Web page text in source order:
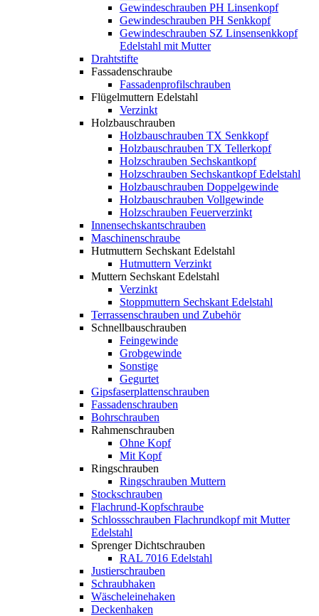
Gewindeschrauben PH Linsenkopf
Gewindeschrauben PH Senkkopf
Gewindeschrauben SZ Linsensenkkopf
Edelstahl mit Mutter
Drahtstifte
Fassadenschraube
Fassadenprofilschrauben
Flügelmuttern Edelstahl
Verzinkt
Holzbauschrauben
Holzbauschrauben TX Senkkopf
Holzbauschrauben TX Tellerkopf
Holzschrauben Sechskantkopf
Holzschrauben Sechskantkopf Edelstahl
Holzbauschrauben Doppelgewinde
Holzbauschrauben Vollgewinde
Holzschrauben Feuerverzinkt
Innensechskantschrauben
Maschinenschraube
Hutmuttern Sechskant Edelstahl
Hutmuttern Verzinkt
Muttern Sechskant Edelstahl
Verzinkt
Stoppmuttern Sechskant Edelstahl
Terrassenschrauben und Zubehör
Schnellbauschrauben
Feingewinde
Grobgewinde
Sonstige
Gegurtet
Gipsfaserplattenschrauben
Fassadenschrauben
Bohrschrauben
Rahmenschrauben
Ohne Kopf
Mit Kopf
Ringschrauben
Ringschrauben Muttern
Stockschrauben
Flachrund-Kopfschraube
Schlossschrauben Flachrundkopf mit Mutter
Edelstahl
Sprenger Dichtschrauben
RAL 7016 Edelstahl
Justierschrauben
Schraubhaken
Wäscheleinehaken
Deckenhaken